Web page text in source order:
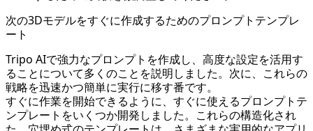
次の3Dモデルをすぐに作成するためのプロンプトテンプレ
ート
Tripo AIで強力なプロンプトを作成し、高度な設定を活用す
ることについて多くのことを説明しました。次に、これらの
戦略を迅速かつ簡単に実行に移す番です。
すぐに作業を開始できるように、すぐに使えるプロンプトテ
ンプレートをいくつか開発しました。これらの構造化され